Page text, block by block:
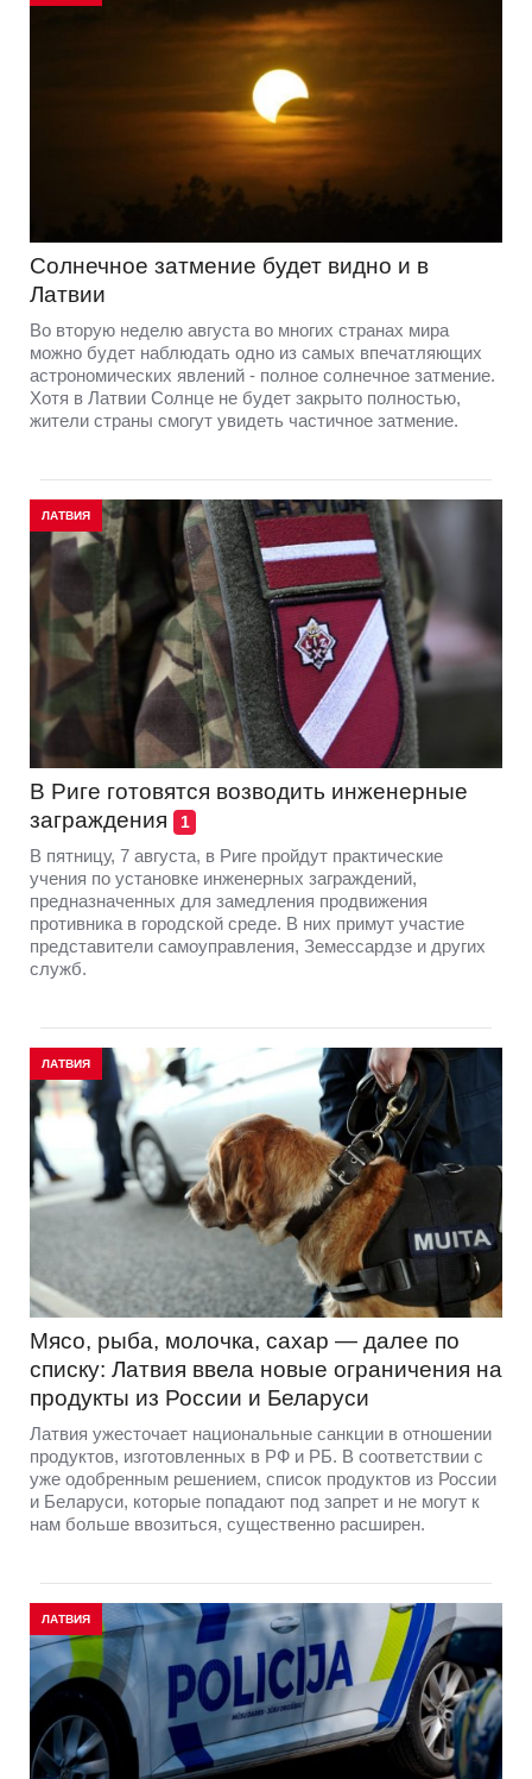
Солнечное затмение будет видно и в
Латвии
Во вторую неделю августа во многих странах мира
можно будет наблюдать одно из самых впечатляющих
астрономических явлений - полное солнечное затмение.
Хотя в Латвии Солнце не будет закрыто полностью,
жители страны смогут увидеть частичное затмение.
ЛАТВИЯ
В Риге готовятся возводить инженерные
заграждения
1
В пятницу, 7 августа, в Риге пройдут практические
учения по установке инженерных заграждений,
предназначенных для замедления продвижения
противника в городской среде. В них примут участие
представители самоуправления, Земессардзе и других
служб.
ЛАТВИЯ
Мясо, рыба, молочка, сахар — далее по
списку: Латвия ввела новые ограничения на
продукты из России и Беларуси
Латвия ужесточает национальные санкции в отношении
продуктов, изготовленных в РФ и РБ. В соответствии с
уже одобренным решением, список продуктов из России
и Беларуси, которые попадают под запрет и не могут к
нам больше ввозиться, существенно расширен.
ЛАТВИЯ